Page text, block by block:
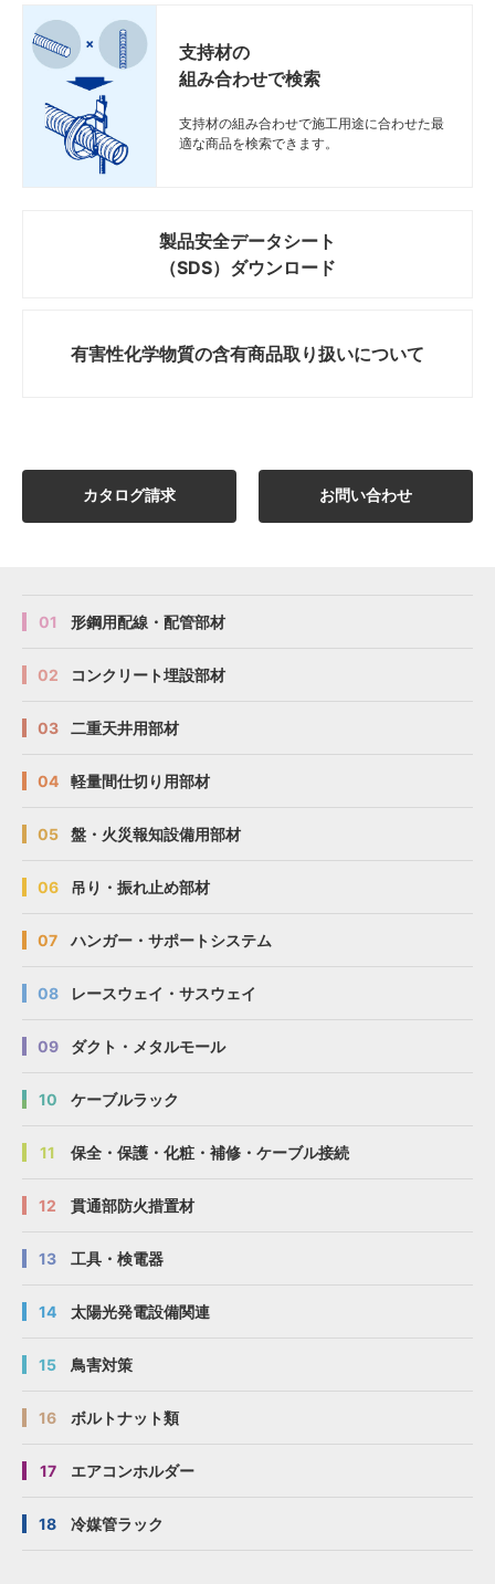
支持材の
組み合わせで検索
支持材の組み合わせで施工用途に合わせた最
適な商品を検索できます。
製品安全データシート
（SDS）ダウンロード
有害性化学物質の含有商品取り扱いについて
カタログ請求 お問い合わせ
01 形鋼用配線・配管部材
02 コンクリート埋設部材
03 二重天井用部材
04 軽量間仕切り用部材
05 盤・火災報知設備用部材
06 吊り・振れ止め部材
07 ハンガー・サポートシステム
08 レースウェイ・サスウェイ
09 ダクト・メタルモール
10 ケーブルラック
11 保全・保護・化粧・補修・ケーブル接続
12 貫通部防火措置材
13 工具・検電器
14 太陽光発電設備関連
15 鳥害対策
16 ボルトナット類
17 エアコンホルダー
18 冷媒管ラック